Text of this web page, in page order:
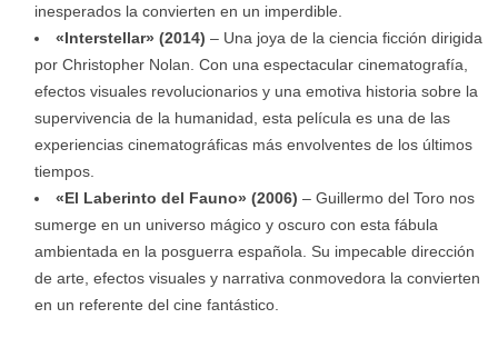
inesperados la convierten en un imperdible.
«Interstellar» (2014) – Una joya de la ciencia ficción dirigida
por Christopher Nolan. Con una espectacular cinematografía,
efectos visuales revolucionarios y una emotiva historia sobre la
supervivencia de la humanidad, esta película es una de las
experiencias cinematográficas más envolventes de los últimos
tiempos.
«El Laberinto del Fauno» (2006) – Guillermo del Toro nos
sumerge en un universo mágico y oscuro con esta fábula
ambientada en la posguerra española. Su impecable dirección
de arte, efectos visuales y narrativa conmovedora la convierten
en un referente del cine fantástico.